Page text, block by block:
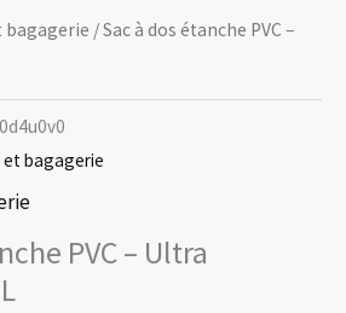
bagagerie / Sac à dos étanche PVC –
et bagagerie
PVC – Ultra